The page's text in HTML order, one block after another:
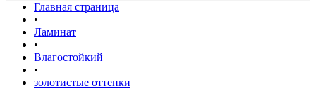
Главная страница
•
Ламинат
•
Влагостойкий
•
золотистые оттенки